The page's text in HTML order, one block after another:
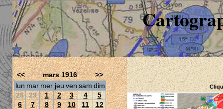
<< mars 1916
>>
lun mar mer jeu ven sam dim
28 29 1 2 3 4
5
6
7 8 9 10 11
12